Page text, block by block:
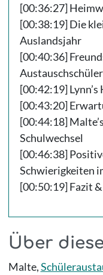
[00:36:27]
[00:38:19] Die
Auslandsjahr
[00:40:36]
[00:42:19]
[00:43:20]
[00:44:18]
Schulwechsel
[00:46:38]
Schwierigkeiten
[00:50:19] Fazit
Über
Malte,